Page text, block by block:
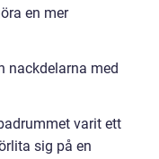
en mer
nackdelarna med
varit ett
sig på en